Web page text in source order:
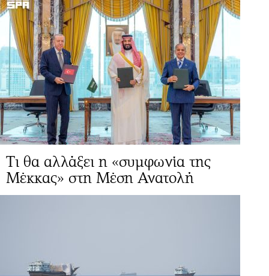
Τι θα αλλάξει η «συμφωνία της
Μέκκας» στη Μέση Ανατολή